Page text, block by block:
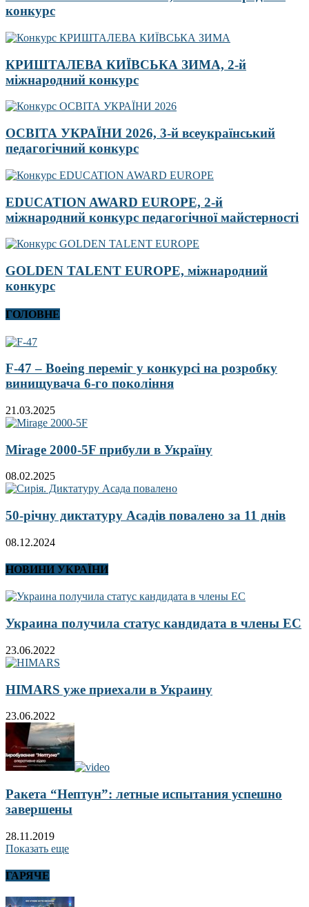
конкурс
КРИШТАЛЕВА КИЇВСЬКА ЗИМА, 2-й
міжнародний конкурс
ОСВІТА УКРАЇНИ 2026, 3-й всеукраїнський
педагогічний конкурс
EDUCATION AWARD EUROPE, 2-й
міжнародний конкурс педагогічної майстерності
GOLDEN TALENT EUROPE, міжнародний
конкурс
ГОЛОВНЕ
F-47 – Boeing переміг у конкурсі на розробку
винищувача 6-го покоління
21.03.2025
Mirage 2000-5F прибули в Україну
08.02.2025
50-річну диктатуру Асадів повалено за 11 днів
08.12.2024
НОВИНИ УКРАЇНИ
Украина получила статус кандидата в члены ЕС
23.06.2022
HIMARS уже приехали в Украину
23.06.2022
Ракета “Нептун”: летные испытания успешно
завершены
28.11.2019
Показать еще
ГАРЯЧЕ